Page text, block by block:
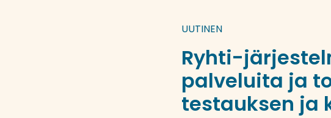
UUTINEN
Ryhti-
palveluita ja
testauksen ja